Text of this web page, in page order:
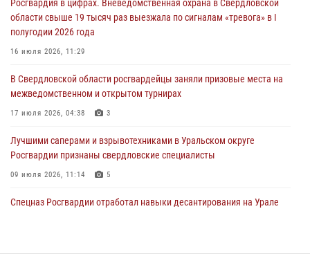
Росгвардия обеспечивает безопасность граждан на южном
направлении
31 июля 2026, 06:56
рассказал об итогах работы подразделения в эфире телекомпании
«Телекон»
30 июля 2026, 11:33 1
Росгвардия в цифрах. Вневедомственная охрана в Свердловской
области свыше 19 тысяч раз выезжала по сигналам «тревога» в I
полугодии 2026 года
16 июля 2026, 11:29
В Свердловской области росгвардейцы заняли призовые места на
межведомственном и открытом турнирах
17 июля 2026, 04:38 3
Лучшими саперами и взрывотехниками в Уральском округе
Росгвардии признаны свердловские специалисты
09 июля 2026, 11:14 5
Спецназ Росгвардии отработал навыки десантирования на Урале